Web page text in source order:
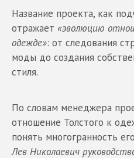
Название проекта, как
отражает «эволюцию
одежде»: от следования
моды до создания
стиля.
По словам менеджера
отношение Толстого к
понять многогранность
Лев Николаевич